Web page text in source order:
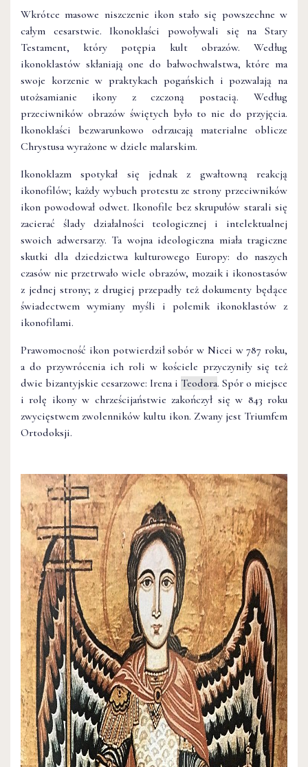
Wkrótce masowe niszczenie ikon stało się powszechne w
całym cesarstwie. Ikonoklaści powoływali się na Stary
Testament, który potępia kult obrazów. Według
ikonoklastów skłaniają one do bałwochwalstwa, które ma
swoje korzenie w praktykach pogańskich i pozwalają na
utożsamianie ikony z czczoną postacią. Według
przeciwników obrazów świętych było to nie do przyjęcia.
Ikonoklaści bezwarunkowo odrzucają materialne oblicze
Chrystusa wyrażone w dziele malarskim.
Ikonoklazm spotykał się jednak z gwałtowną reakcją
ikonofilów; każdy wybuch protestu ze strony przeciwników
ikon powodował odwet. Ikonofile bez skrupułów starali się
zacierać ślady działalności teologicznej i intelektualnej
swoich adwersarzy. Ta wojna ideologiczna miała tragiczne
skutki dla dziedzictwa kulturowego Europy: do naszych
czasów nie przetrwało wiele obrazów, mozaik i ikonostasów
z jednej strony; z drugiej przepadły też dokumenty będące
świadectwem wymiany myśli i polemik ikonoklastów z
ikonofilami.
Prawomocność ikon potwierdził sobór w Nicei w 787 roku,
a do przywrócenia ich roli w kościele przyczyniły się też
dwie bizantyjskie cesarzowe: Irena i Teodora. Spór o miejsce
i rolę ikony w chrześcijaństwie zakończył się w 843 roku
zwycięstwem zwolenników kultu ikon. Zwany jest Triumfem
Ortodoksji.